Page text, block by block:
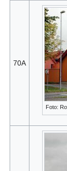
70A
Foto: